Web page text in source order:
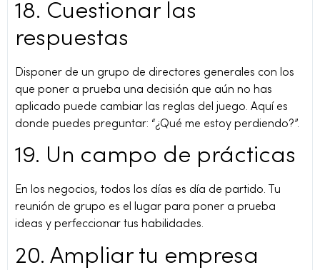
18. Cuestionar las
respuestas
Disponer de un grupo de directores generales con los
que poner a prueba una decisión que aún no has
aplicado puede cambiar las reglas del juego. Aquí es
donde puedes preguntar: “¿Qué me estoy perdiendo?”.
19. Un campo de prácticas
En los negocios, todos los días es día de partido. Tu
reunión de grupo es el lugar para poner a prueba
ideas y perfeccionar tus habilidades.
20. Ampliar tu empresa